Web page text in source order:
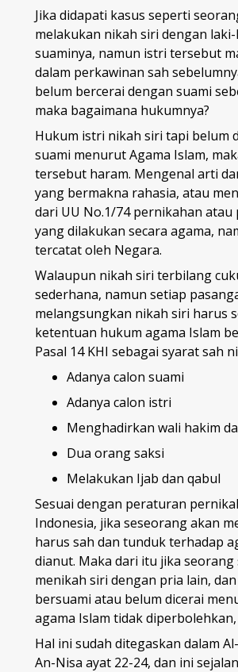
Jika didapati kasus seperti
melakukan nikah siri dengan
suaminya, namun istri tersebut
dalam perkawinan sah
belum bercerai dengan suami
maka bagaimana hukumnya?
Hukum istri nikah siri tapi belum
suami menurut Agama Islam,
tersebut haram. Mengenal arti
yang bermakna rahasia, atau
dari UU No.1/74 pernikahan atau
yang dilakukan secara agama,
tercatat oleh Negara.
Walaupun nikah siri terbilang
sederhana, namun setiap
melangsungkan nikah siri harus
ketentuan hukum agama Islam
Pasal 14 KHI sebagai syarat sah
Adanya calon suami
Adanya calon istri
Menghadirkan wali hakim
Dua orang saksi
Melakukan Ijab dan qabul
Sesuai dengan peraturan
Indonesia, jika seseorang akan
harus sah dan tunduk terhadap
dianut. Maka dari itu jika
menikah siri dengan pria lain,
bersuami atau belum dicerai
agama Islam tidak
Hal ini sudah ditegaskan dalam
An-Nisa ayat 22-24, dan ini